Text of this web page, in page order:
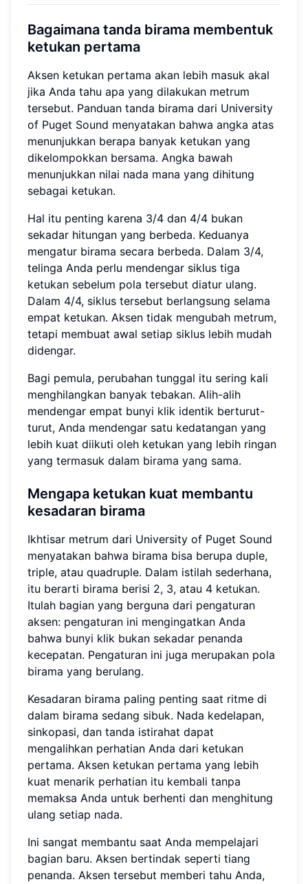
Bagaimana tanda birama membentuk
ketukan pertama
Aksen ketukan pertama akan lebih masuk akal
jika Anda tahu apa yang dilakukan metrum
tersebut. Panduan tanda birama dari University
of Puget Sound menyatakan bahwa angka atas
menunjukkan berapa banyak ketukan yang
dikelompokkan bersama. Angka bawah
menunjukkan nilai nada mana yang dihitung
sebagai ketukan.
Hal itu penting karena 3/4 dan 4/4 bukan
sekadar hitungan yang berbeda. Keduanya
mengatur birama secara berbeda. Dalam 3/4,
telinga Anda perlu mendengar siklus tiga
ketukan sebelum pola tersebut diatur ulang.
Dalam 4/4, siklus tersebut berlangsung selama
empat ketukan. Aksen tidak mengubah metrum,
tetapi membuat awal setiap siklus lebih mudah
didengar.
Bagi pemula, perubahan tunggal itu sering kali
menghilangkan banyak tebakan. Alih-alih
mendengar empat bunyi klik identik berturut-
turut, Anda mendengar satu kedatangan yang
lebih kuat diikuti oleh ketukan yang lebih ringan
yang termasuk dalam birama yang sama.
Mengapa ketukan kuat membantu
kesadaran birama
Ikhtisar metrum dari University of Puget Sound
menyatakan bahwa birama bisa berupa duple,
triple, atau quadruple. Dalam istilah sederhana,
itu berarti birama berisi 2, 3, atau 4 ketukan.
Itulah bagian yang berguna dari pengaturan
aksen: pengaturan ini mengingatkan Anda
bahwa bunyi klik bukan sekadar penanda
kecepatan. Pengaturan ini juga merupakan pola
birama yang berulang.
Kesadaran birama paling penting saat ritme di
dalam birama sedang sibuk. Nada kedelapan,
sinkopasi, dan tanda istirahat dapat
mengalihkan perhatian Anda dari ketukan
pertama. Aksen ketukan pertama yang lebih
kuat menarik perhatian itu kembali tanpa
memaksa Anda untuk berhenti dan menghitung
ulang setiap nada.
Ini sangat membantu saat Anda mempelajari
bagian baru. Aksen bertindak seperti tiang
penanda. Aksen tersebut memberi tahu Anda,